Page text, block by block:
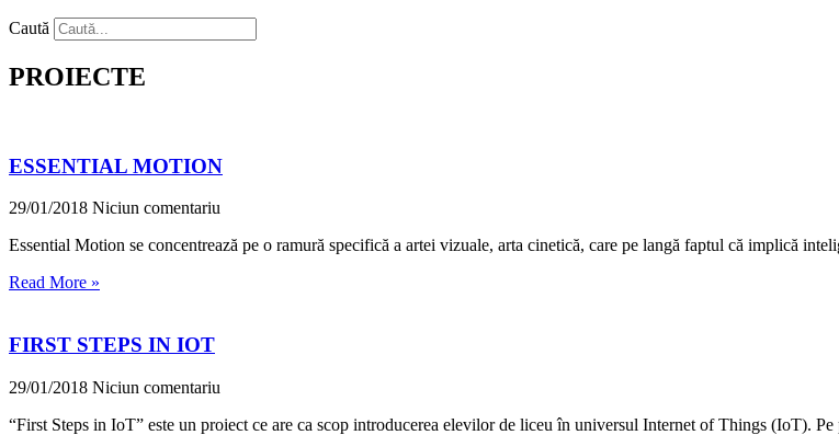
Caută
PROIECTE
ESSENTIAL MOTION
29/01/2018 Niciun comentariu
Essential Motion se concentrează pe o ramură specifică a artei vizuale, arta cinetică, care pe langă faptul că implică
Read More »
FIRST STEPS IN IOT
29/01/2018 Niciun comentariu
“First Steps in IoT” este un proiect ce are ca scop introducerea elevilor de liceu în universul Internet of Things (IoT).